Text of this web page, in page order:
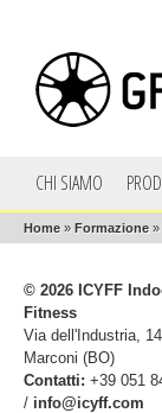
CHI SIAMO
Home » Formazione »
© 2026 ICYFF
Fitness
Via dell'Industria,
Marconi (BO)
Contatti: +39 051
/ info@icyff.com